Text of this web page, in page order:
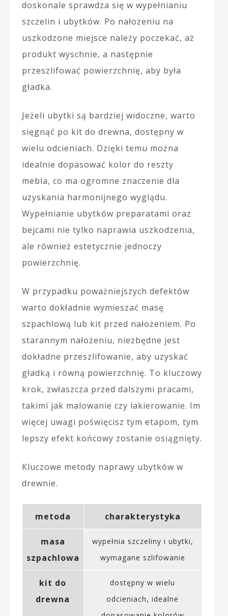
doskonale sprawdza się w wypełnianiu
szczelin i ubytków. Po nałożeniu na
uszkodzone miejsce należy poczekać, aż
produkt wyschnie, a następnie
przeszlifować powierzchnię, aby była
gładka.
Jeżeli ubytki są bardziej widoczne, warto
sięgnąć po kit do drewna, dostępny w
wielu odcieniach. Dzięki temu można
idealnie dopasować kolor do reszty
mebla, co ma ogromne znaczenie dla
uzyskania harmonijnego wyglądu.
Wypełnianie ubytków preparatami oraz
bejcami nie tylko naprawia uszkodzenia,
ale również estetycznie jednoczy
powierzchnię.
W przypadku poważniejszych defektów
warto dokładnie wymieszać masę
szpachlową lub kit przed nałożeniem. Po
starannym nałożeniu, niezbędne jest
dokładne przeszlifowanie, aby uzyskać
gładką i równą powierzchnię. To kluczowy
krok, zwłaszcza przed dalszymi pracami,
takimi jak malowanie czy lakierowanie. Im
więcej uwagi poświęcisz tym etapom, tym
lepszy efekt końcowy zostanie osiągnięty.
Kluczowe metody naprawy ubytków w
drewnie.
metoda charakterystyka
masa
szpachlowa
wypełnia szczeliny i ubytki,
wymagane szlifowanie
kit do
drewna
dostępny w wielu
odcieniach, idealne